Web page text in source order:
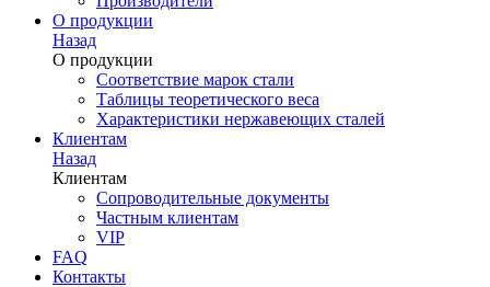
О продукции
Назад
О продукции
Соответствие марок стали
Таблицы теоретического веса
Характеристики нержавеющих сталей
Клиентам
Назад
Клиентам
Сопроводительные документы
Частным клиентам
VIP
FAQ
Контакты